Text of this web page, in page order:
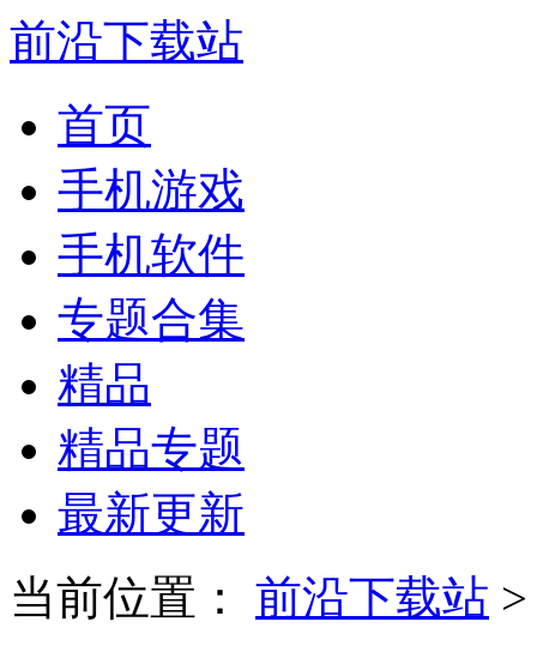
前沿下载站
首页
手机游戏
手机软件
专题合集
精品
精品专题
最新更新
当前位置：
前沿下载站